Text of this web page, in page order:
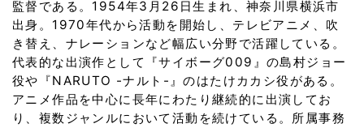
監督である。1954年3月26日生まれ、神奈川県横浜市
出身。1970年代から活動を開始し、テレビアニメ、吹
き替え、ナレーションなど幅広い分野で活躍している。
代表的な出演作として『サイボーグ009』の島村ジョー
役や『NARUTO -ナルト-』のはたけカカシ役がある。
アニメ作品を中心に長年にわたり継続的に出演してお
り、複数ジャンルにおいて活動を続けている。所属事務